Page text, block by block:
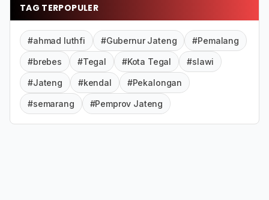
TAG TERPOPULER
#ahmad luthfi #Gubernur Jateng #Pemalang
#brebes #Tegal #Kota Tegal #slawi
#Jateng #kendal #Pekalongan
#semarang #Pemprov Jateng